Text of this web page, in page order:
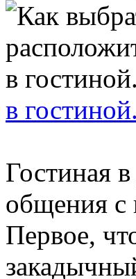
в гостиной.
Гостиная
общения с
Первое,